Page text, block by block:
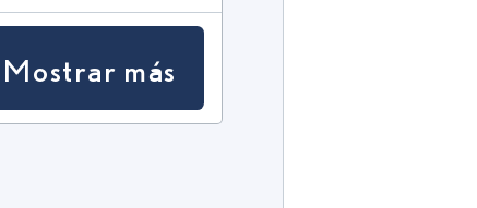
Mostrar más